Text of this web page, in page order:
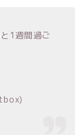
1週間過ご